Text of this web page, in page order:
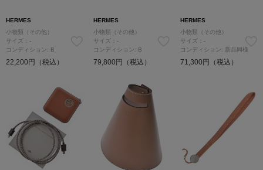
HERMES
小物類（その他）
サイズ：-
コンディション: B
22,200円（税込）
HERMES
小物類（その他）
サイズ：-
コンディション: B
79,800円（税込）
HERMES
小物類（その他）
サイズ：-
コンディション: 新品同様
71,300円（税込）